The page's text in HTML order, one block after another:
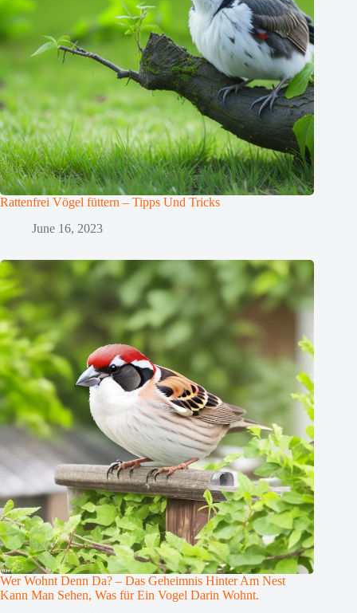
Rattenfrei Vögel füttern – Tipps Und Tricks
June 16, 2023
Wer Wohnt Denn Da? – Das Geheimnis Hinter Am Nest
Kann Man Sehen, Was für Ein Vogel Darin Wohnt.